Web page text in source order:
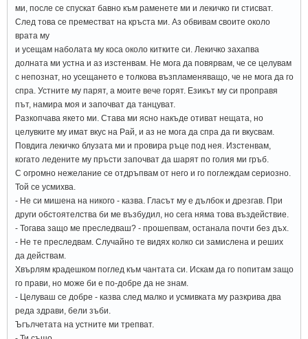
ми, после се спускат бавно към раменете ми и лекичко ги стисват.
След това се преместват на кръста ми. Аз обвивам своите около
врата му
и усещам наболата му коса около китките си. Лекичко захапва
долната ми устна и аз изстенвам. Не мога да повярвам, че се целувам
с непознат, но усещането е толкова възпламеняващо, че не мога да го
спра. Устните му парят, а моите вече горят. Езикът му си проправя
път, намира моя и започват да танцуват.
Разкопчава якето ми. Става ми ясно накъде отиват нещата, но
целувките му имат вкус на Рай, и аз не мога да спра да ги вкусвам.
Повдига лекичко блузата ми и провира ръце под нея. Изстенвам,
когато ледените му пръсти започват да шарят по голия ми гръб.
С огромно нежелание се отдръпвам от него и го поглеждам сериозно.
Той се усмихва.
- Не си мишена на никого - казва. Гласът му е дълбок и дрезгав. При
други обстоятелства би ме възбудил, но сега няма това въздействие.
- Тогава защо ме преследваш? - прошепвам, останала почти без дъх.
- Не те преследвам. Случайно те видях колко си замислена и реших
да действам.
Хвърлям крадешком поглед към чантата си. Искам да го попитам защо
го прави, но може би е по-добре да не знам.
- Целуваш се добре - казва след малко и усмивката му разкрива два
реда здрави, бели зъби.
Ъгълчетата на устните ми трепват.